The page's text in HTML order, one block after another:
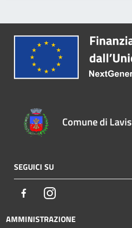
Comune di Lavis
SEGUICI SU
FacebookInstagram
AMMINISTRAZIONE